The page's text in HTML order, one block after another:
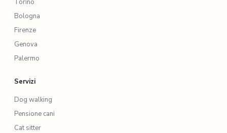
Torino
Bologna
Firenze
Genova
Palermo
Servizi
Dog walking
Pensione cani
Cat sitter